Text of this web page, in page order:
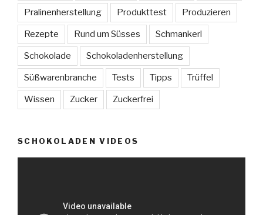
Pralinenherstellung Produkttest Produzieren
Rezepte Rund um Süsses Schmankerl
Schokolade Schokoladenherstellung
Süßwarenbranche Tests Tipps Trüffel
Wissen Zucker Zuckerfrei
SCHOKOLADEN VIDEOS